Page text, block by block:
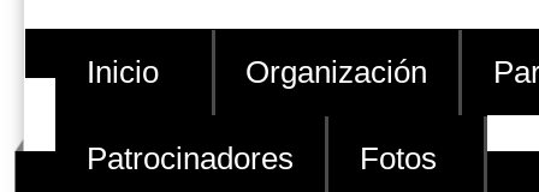
Inicio Organización
Patrocinadores Fotos